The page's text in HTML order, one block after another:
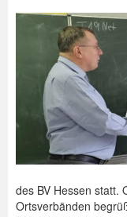
Login
des BV Hessen statt.
Ortsverbänden